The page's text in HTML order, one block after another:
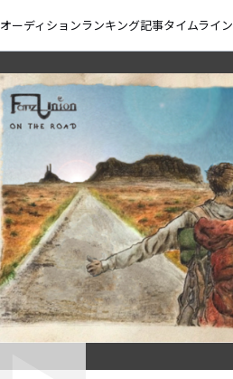
オーディションランキング記事タイムライン